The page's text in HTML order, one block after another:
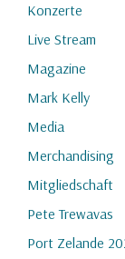
Konzerte
Live Stream
Magazine
Mark Kelly
Media
Merchandising
Mitgliedschaft
Pete Trewavas
Port Zelande